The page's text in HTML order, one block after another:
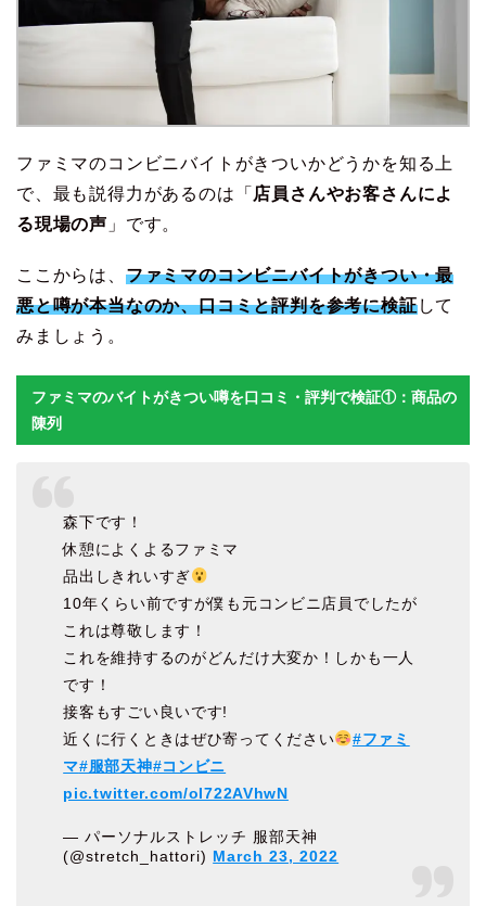
ファミマのコンビニバイトがきついかどうかを知る上
で、最も説得力があるのは「 店員さんやお客さんによ
る現場の声 」です。
ここからは、 ファミマのコンビニバイトがきつい・最
悪と噂が本当なのか、口コミと評判を参考に検証して
みましょう。
ファミマのバイトがきつい噂を口コミ・評判で検証①：商品の
陳列
森下です！
休憩によくよるファミマ
品出しきれいすぎ
10年くらい前ですが僕も元コンビニ店員でしたが
これは尊敬します！
これを維持するのがどんだけ大変か！しかも一人
です！
接客もすごい良いです!
近くに行くときはぜひ寄ってください
#ファミ
マ#服部天神#コンビニ
pic.twitter.com/oI722AVhwN
— パーソナルストレッチ 服部天神
(@stretch_hattori) March 23, 2022